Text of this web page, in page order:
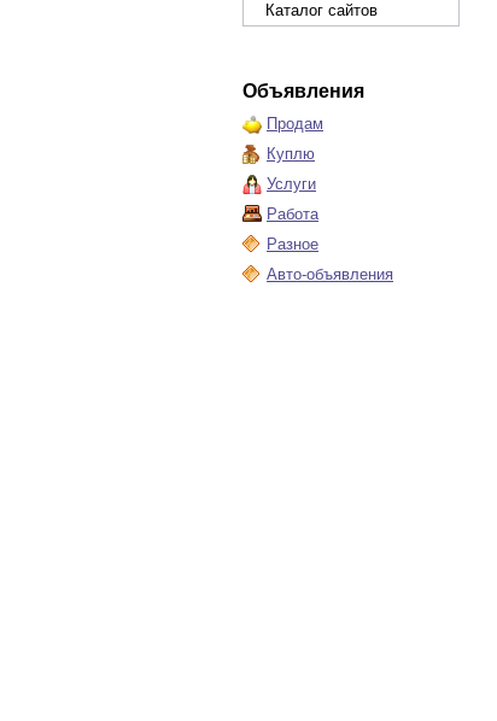
Каталог сайтов
Объявления
Продам
Куплю
Услуги
Работа
Разное
Авто-объявления